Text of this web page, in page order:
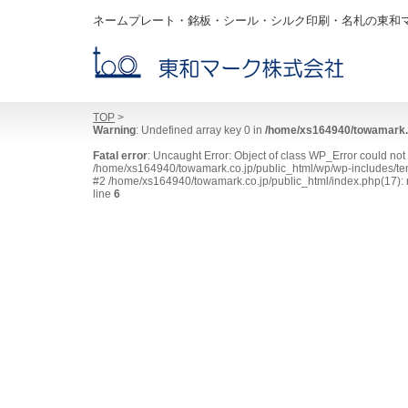
ネームプレート・銘板・シール・シルク印刷・名札の東和
TOP >
Warning: Undefined array key 0 in /home/xs164940/
Fatal error: Uncaught Error: Object of class WP_Error could
/home/xs164940/towamark.co.jp/public_html/wp/wp-includes/
#2 /home/xs164940/towamark.co.jp/public_html/
line 6